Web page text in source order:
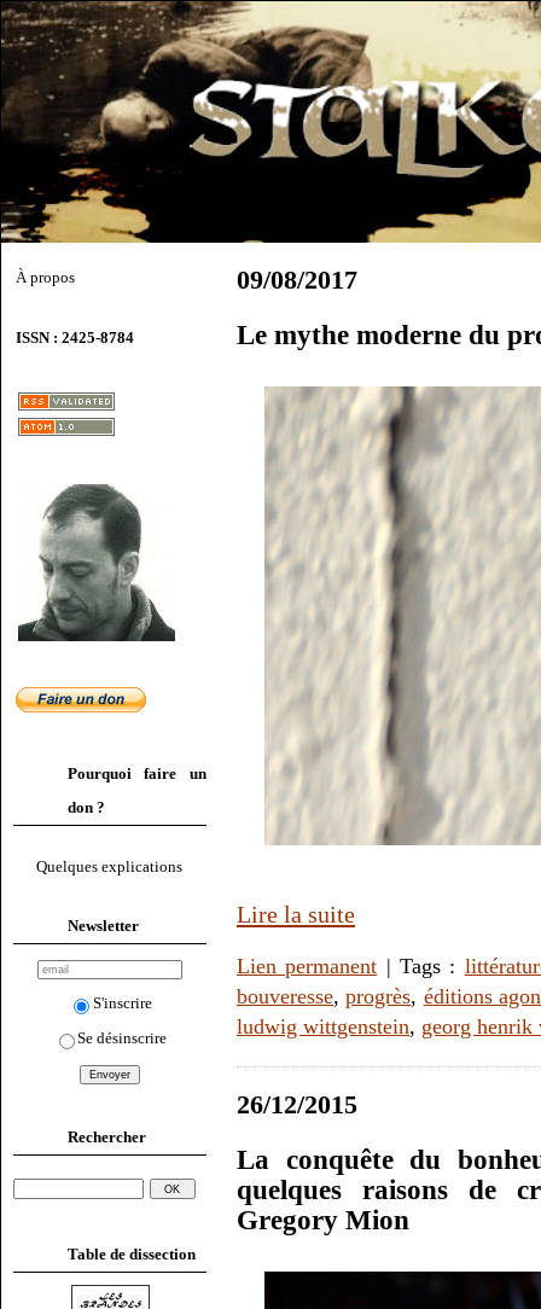
À propos
ISSN : 2425-8784
Pourquoi faire un
don ?
Quelques explications
Newsletter
S'inscrire
Se désinscrire
Rechercher
Table de dissection
09/08/2017
Le mythe moderne du
Lire la suite
Lien permanent | Tags :
bouveresse,progrès, éditions
ludwig wittgenstein, georg
26/12/2015
La conquête du
quelques raisons de
Gregory Mion